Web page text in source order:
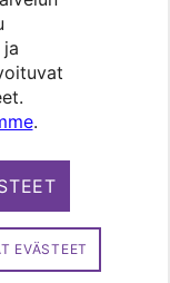
.
EVÄSTEET